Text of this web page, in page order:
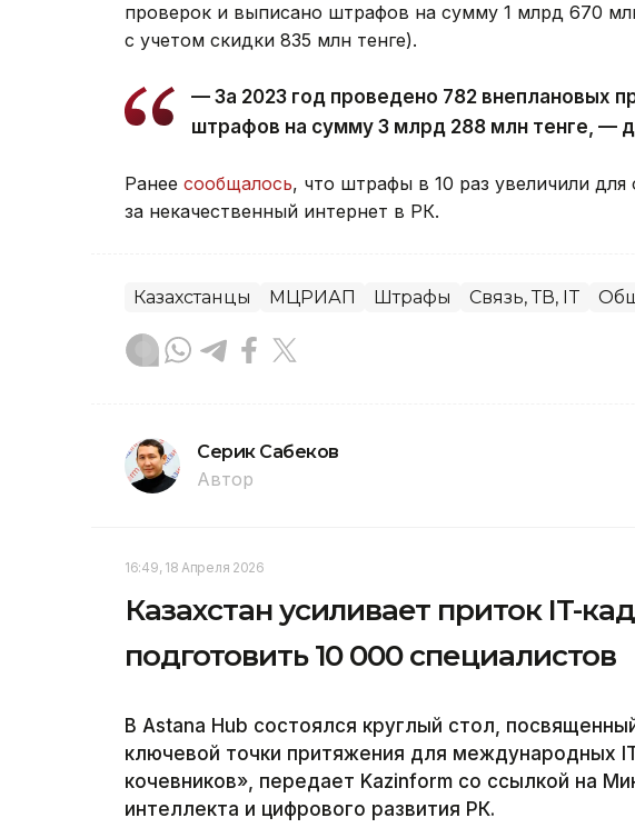
проверок и выписано штрафов на сумму 1 млрд 670
с учетом скидки 835 млн тенге).
— За 2023 год проведено 782 внеплановых
штрафов на сумму 3 млрд 288 млн тенге, —
Ранее сообщалось, что штрафы в 10 раз увеличили для
за некачественный интернет в РК.
Казахстанцы МЦРИАП Штрафы Связь, ТВ, IT
Серик Сабеков
Автор
16:49, 18 Апреля 2026
Казахстан усиливает приток IT-
подготовить 10 000 специалистов
В Astana Hub состоялся круглый стол,
ключевой точки притяжения для международных
кочевников», передает Kazinform со ссылкой на
интеллекта и цифрового развития РК.